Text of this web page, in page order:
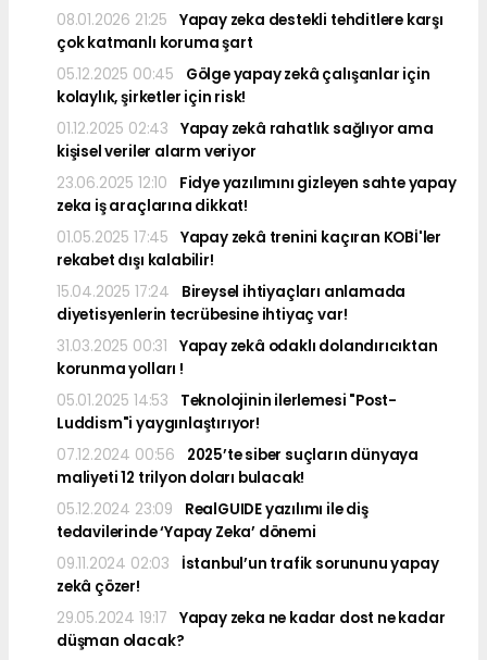
08.01.2026 21:25
Yapay zeka destekli tehditlere karşı
çok katmanlı koruma şart
05.12.2025 00:45
Gölge yapay zekâ çalışanlar için
kolaylık, şirketler için risk!
01.12.2025 02:43
Yapay zekâ rahatlık sağlıyor ama
kişisel veriler alarm veriyor
23.06.2025 12:10
Fidye yazılımını gizleyen sahte yapay
zeka iş araçlarına dikkat!
01.05.2025 17:45
Yapay zekâ trenini kaçıran KOBİ'ler
rekabet dışı kalabilir!
15.04.2025 17:24
Bireysel ihtiyaçları anlamada
diyetisyenlerin tecrübesine ihtiyaç var!
31.03.2025 00:31
Yapay zekâ odaklı dolandırıcıktan
korunma yolları !
05.01.2025 14:53
Teknolojinin ilerlemesi "Post-
Luddism"i yaygınlaştırıyor!
07.12.2024 00:56
2025’te siber suçların dünyaya
maliyeti 12 trilyon doları bulacak!
05.12.2024 23:09
RealGUIDE yazılımı ile diş
tedavilerinde ‘Yapay Zeka’ dönemi
09.11.2024 02:03
İstanbul’un trafik sorununu yapay
zekâ çözer!
29.05.2024 19:17
Yapay zeka ne kadar dost ne kadar
düşman olacak?